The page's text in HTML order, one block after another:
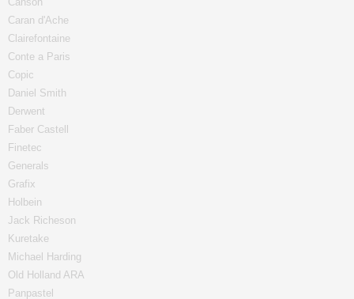
Caran d'Ache
Clairefontaine
Conte a Paris
Copic
Daniel Smith
Derwent
Faber Castell
Finetec
Generals
Grafix
Holbein
Jack Richeson
Kuretake
Michael Harding
Old Holland ARA
Panpastel